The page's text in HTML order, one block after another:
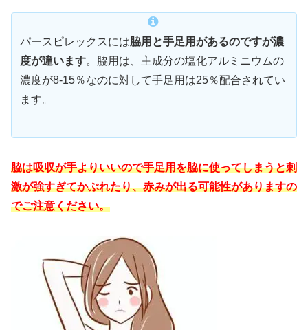
パースピレックスには脇用と手足用があるのですが濃
度が違います。脇用は、主成分の塩化アルミニウムの
濃度が8-15％なのに対して手足用は25％配合されてい
ます。
脇は吸収が手よりいいので手足用を脇に使ってしまうと刺
激が強すぎてかぶれたり、赤みが出る可能性がありますの
でご注意ください。